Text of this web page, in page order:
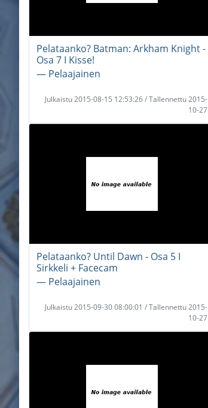
Pelataanko? Batman: Arkham Knight -
Osa 7 I Kisse!
― Pelaajainen
Julkaistu 2015-08-15 12:53:26 / Tallennettu 2015-
10-27
Pelataanko? Until Dawn - Osa 5 I
Sirkkeli + Facecam
― Pelaajainen
Julkaistu 2015-09-30 08:00:01 / Tallennettu 2015-
10-27